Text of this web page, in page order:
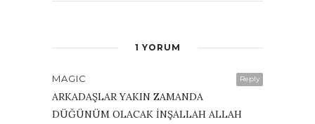
1 YORUM
Reply
MAGIC
ARKADAŞLAR YAKIN ZAMANDA
DÜĞÜNÜM OLACAK İNŞALLAH ALLAH